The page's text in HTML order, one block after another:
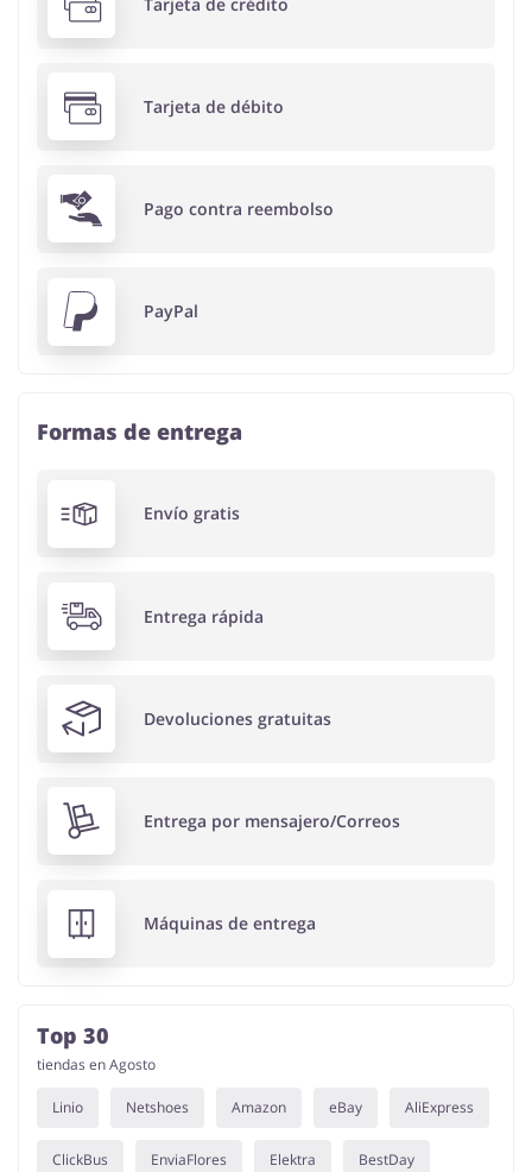
Tarjeta de débito
Pago contra reembolso
PayPal
Formas de entrega
Envío gratis
Entrega rápida
Devoluciones gratuitas
Entrega por mensajero/Correos
Máquinas de entrega
Top 30
tiendas en Agosto
Linio Netshoes Amazon eBay AliExpress
ClickBus EnviaFlores Elektra BestDay